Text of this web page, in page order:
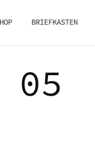
BRIEFKASTEN
05